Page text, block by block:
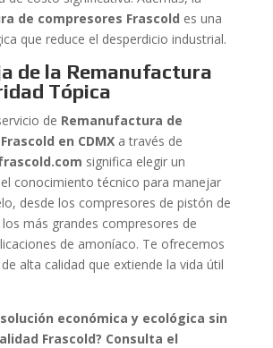
de compresores Frascold es una
que reduce el desperdicio industrial.
de la Remanufactura
Tópica
de Remanufactura de
en CDMXa través de
significa elegir un
conocimiento técnico para manejar
desde los compresores de pistón de
más grandes compresores de
de amoníaco. Te ofrecemos
alta calidad que extiende la vida útil
económica y ecológica sin
Frascold? Consulta el